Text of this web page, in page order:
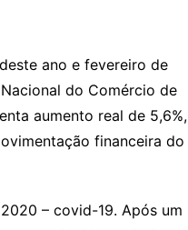
ano e fevereiro de
do Comércio de
aumento real de 5,6%,
financeira do
– covid-19. Após um